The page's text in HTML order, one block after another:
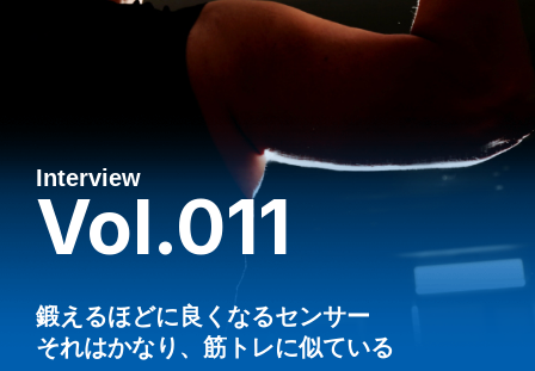
Interview
Vol.011
鍛えるほどに良くなるセンサー
それはかなり、筋トレに似ている